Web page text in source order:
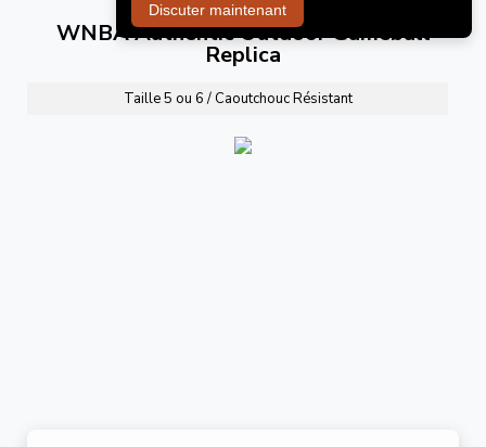
WNBA Authentic Outdoor Gameball
Replica
Taille 5 ou 6 / Caoutchouc Résistant
Discuter maintenant